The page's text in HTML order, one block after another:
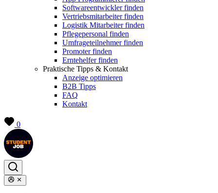
Softwareentwickler finden
Vertriebsmitarbeiter finden
Logistik Mitarbeiter finden
Pflegepersonal finden
Umfrageteilnehmer finden
Promoter finden
Erntehelfer finden
Praktische Tipps & Kontakt
Anzeige optimieren
B2B Tipps
FAQ
Kontakt
0